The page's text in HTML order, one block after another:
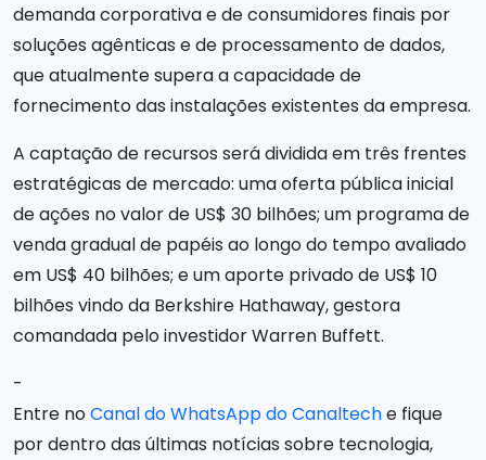
demanda corporativa e de consumidores finais por
soluções agênticas e de processamento de dados,
que atualmente supera a capacidade de
fornecimento das instalações existentes da empresa.
A captação de recursos será dividida em três frentes
estratégicas de mercado: uma oferta pública inicial
de ações no valor de US$ 30 bilhões; um programa de
venda gradual de papéis ao longo do tempo avaliado
em US$ 40 bilhões; e um aporte privado de US$ 10
bilhões vindo da Berkshire Hathaway, gestora
comandada pelo investidor Warren Buffett.
-
Entre noCanal do WhatsApp do Canalteche fique
por dentro das últimas notícias sobre tecnologia,